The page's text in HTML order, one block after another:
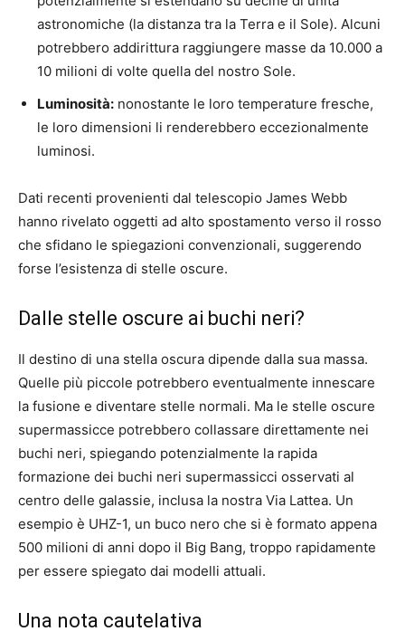
astronomiche (la distanza tra la Terra e il Sole). Alcuni
potrebbero addirittura raggiungere masse da 10.000 a
10 milioni di volte quella del nostro Sole.
Luminosità: nonostante le loro temperature fresche,
le loro dimensioni li renderebbero eccezionalmente
luminosi.
Dati recenti provenienti dal telescopio James Webb
hanno rivelato oggetti ad alto spostamento verso il rosso
che sfidano le spiegazioni convenzionali, suggerendo
forse l’esistenza di stelle oscure.
Dalle stelle oscure ai buchi neri?
Il destino di una stella oscura dipende dalla sua massa.
Quelle più piccole potrebbero eventualmente innescare
la fusione e diventare stelle normali. Ma le stelle oscure
supermassicce potrebbero collassare direttamente nei
buchi neri, spiegando potenzialmente la rapida
formazione dei buchi neri supermassicci osservati al
centro delle galassie, inclusa la nostra Via Lattea. Un
esempio è UHZ-1, un buco nero che si è formato appena
500 milioni di anni dopo il Big Bang, troppo rapidamente
per essere spiegato dai modelli attuali.
Una nota cautelativa